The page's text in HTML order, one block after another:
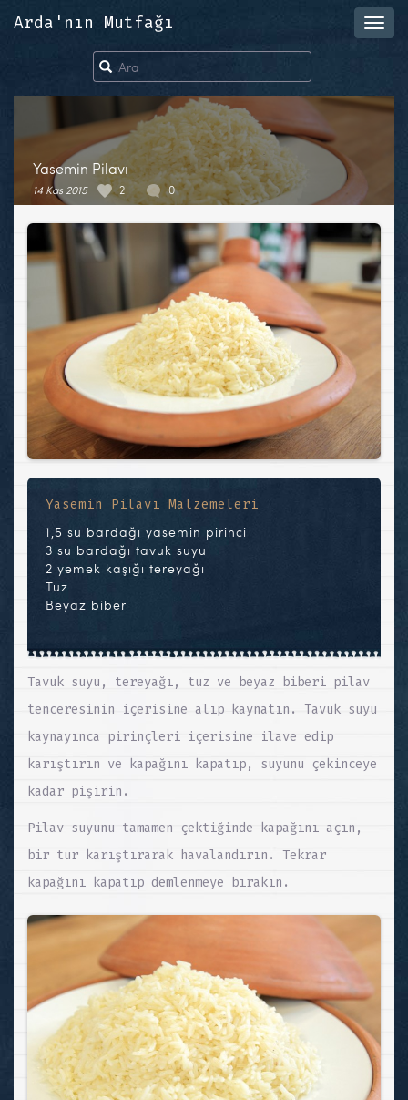
Arda'nın Mutfağı
Yasemin Pilavı
14 Kas 2015 2 0
Yasemin Pilavı Malzemeleri
1,5 su bardağı yasemin pirinci
3 su bardağı tavuk suyu
2 yemek kaşığı tereyağı
Tuz
Beyaz biber
Tavuk suyu, tereyağı, tuz ve beyaz biberi pilav
tenceresinin içerisine alıp kaynatın. Tavuk suyu
kaynayınca pirinçleri içerisine ilave edip
karıştırın ve kapağını kapatıp, suyunu çekinceye
kadar pişirin.
Pilav suyunu tamamen çektiğinde kapağını açın,
bir tur karıştırarak havalandırın. Tekrar
kapağını kapatıp demlenmeye bırakın.